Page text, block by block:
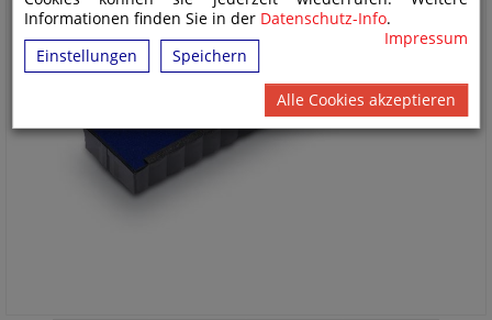
Informationen finden Sie in der Datenschutz-Info.
Impressum
Einstellungen
Speichern
Alle Cookies akzeptieren